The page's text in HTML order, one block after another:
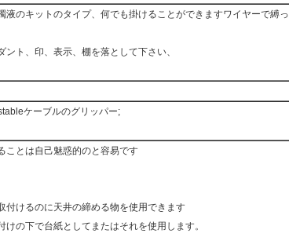
液のキットのタイプ、何でも掛けることができますワイヤーで縛っ
ント、印、表示、棚を落として下さい、
ケーブルのグリッパー;
ことは自己魅惑的のと容易です
付けるのに天井の締める物を使用できます
けの下で台紙としてまたはそれを使用します。